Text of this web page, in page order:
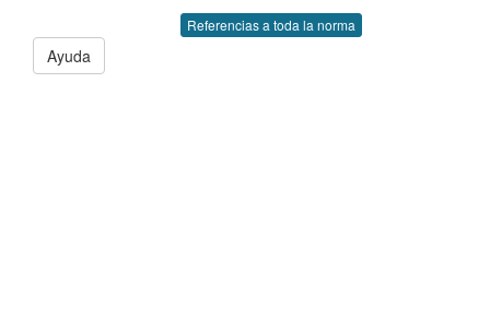
Referencias a toda la norma
Ayuda